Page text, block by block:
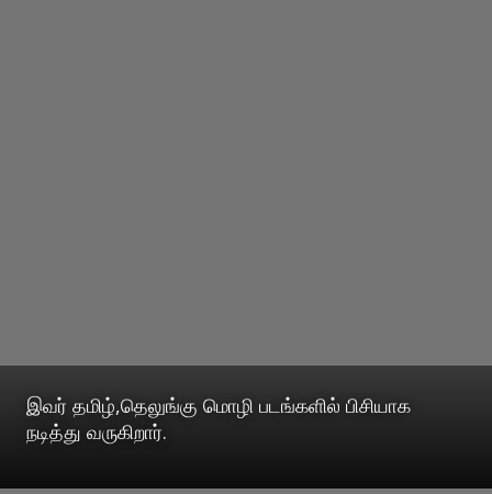
இவர் தமிழ்,தெலுங்கு மொழி படங்களில் பிசியாக
நடித்து வருகிறார்.